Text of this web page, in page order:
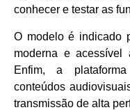
conhecer e testar as
O modelo é indicado
moderna e acessível
Enfim, a
conteúdos
transmissão de alta